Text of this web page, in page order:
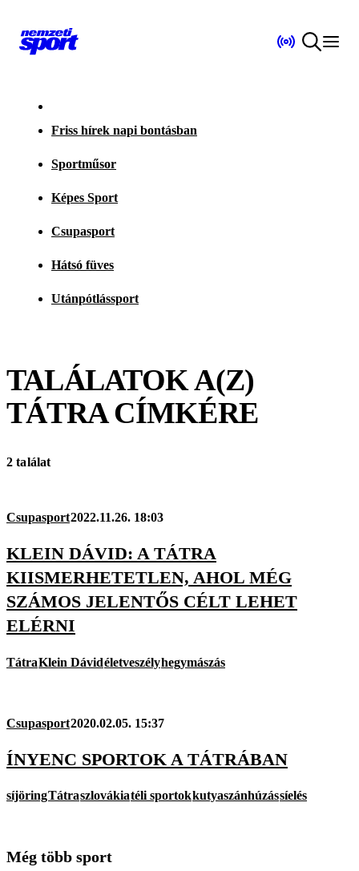
Friss hírek napi bontásban
Sportműsor
Képes Sport
Csupasport
Hátsó füves
Utánpótlássport
TALÁLATOK A(Z)
TÁTRACÍMKÉRE
2 találat
Csupasport2022.11.26. 18:03
KLEIN DÁVID: A TÁTRA
KIISMERHETETLEN, AHOL MÉG
SZÁMOS JELENTŐS CÉLT LEHET
ELÉRNI
TátraKlein Dávidéletveszélyhegymászás
Csupasport2020.02.05. 15:37
ÍNYENC SPORTOK A TÁTRÁBAN
síjöringTátraszlovákiatéli sportokkutyaszánhúzássíelés
Még több sport